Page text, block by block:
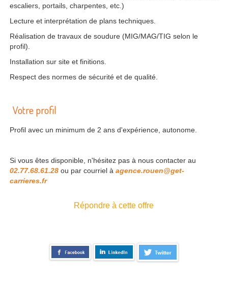
escaliers, portails, charpentes, etc.)
Lecture et interprétation de plans techniques.
Réalisation de travaux de soudure (MIG/MAG/TIG selon le
profil).
Installation sur site et finitions.
Respect des normes de sécurité et de qualité.
Votre profil
Profil avec un minimum de 2 ans d'expérience, autonome.
Si vous êtes disponible, n'hésitez pas à nous contacter au
02.77.68.61.28 ou par courriel à agence.rouen@get-
carrieres.fr
Répondre à cette offre